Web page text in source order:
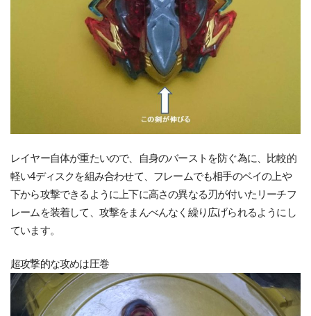
レイヤー自体が重たいので、自身のバーストを防ぐ為に、比較的
軽い4ディスクを組み合わせて、フレームでも相手のベイの上や
下から攻撃できるように上下に高さの異なる刃が付いたリーチフ
レームを装着して、攻撃をまんべんなく繰り広げられるようにし
ています。
超攻撃的な攻めは圧巻